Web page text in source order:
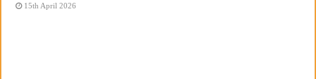
15th April 2026